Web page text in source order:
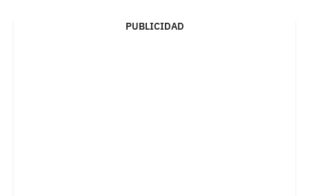
PUBLICIDAD